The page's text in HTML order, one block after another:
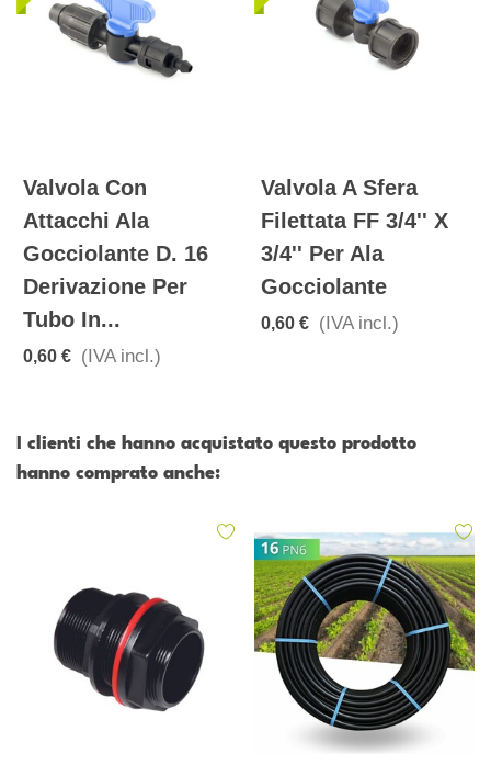
Valvola Con
Attacchi Ala
Gocciolante D. 16
Derivazione Per
Tubo In...
0,60 € (IVA incl.)
Valvola A Sfera
Filettata FF 3/4'' X
3/4'' Per Ala
Gocciolante
0,60 € (IVA incl.)
I clienti che hanno acquistato questo prodotto
hanno comprato anche: